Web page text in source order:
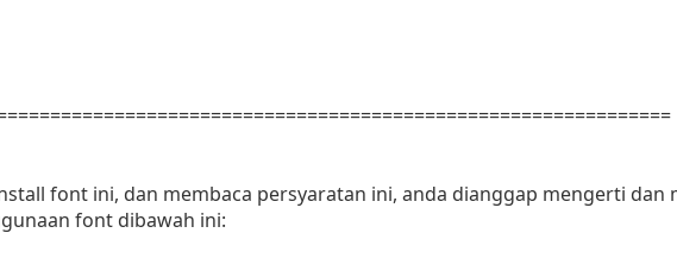
font ini, dan membaca persyaratan ini, anda dianggap mengerti dan
font dibawah ini: